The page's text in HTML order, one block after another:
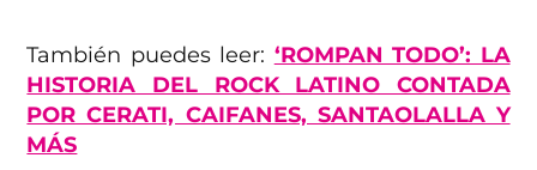
También puedes leer: ‘ROMPAN TODO’: LA
HISTORIA DEL ROCK LATINO CONTADA
POR CERATI, CAIFANES, SANTAOLALLA Y
MÁS